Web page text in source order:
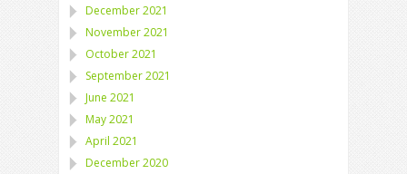
December 2021
November 2021
October 2021
September 2021
June 2021
May 2021
April 2021
December 2020